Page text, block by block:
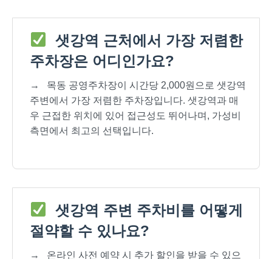
샛강역 근처에서 가장 저렴한
주차장은 어디인가요?
→
목동 공영주차장이 시간당 2,000원으로 샛강역
주변에서 가장 저렴한 주차장입니다. 샛강역과 매
우 근접한 위치에 있어 접근성도 뛰어나며, 가성비
측면에서 최고의 선택입니다.
샛강역 주변 주차비를 어떻게
절약할 수 있나요?
→ 온라인 사전 예약 시 추가 할인을 받을 수 있으